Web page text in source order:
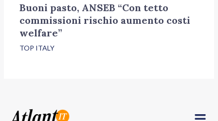
Buoni pasto, ANSEB “Con tetto
commissioni rischio aumento costi
welfare”
TOP ITALY
Menu